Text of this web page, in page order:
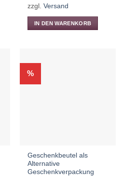
zzgl.Versand
IN DEN WARENKORB
%
Geschenkbeutel als
Alternative
Geschenkverpackung